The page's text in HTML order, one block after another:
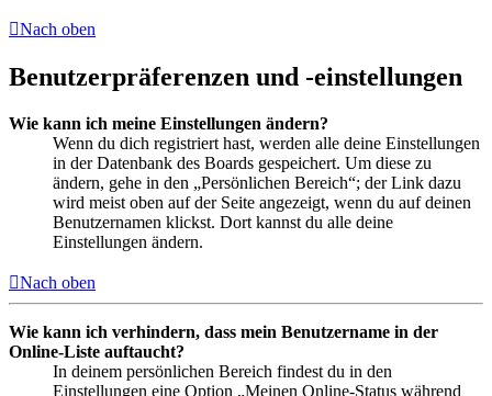
Nach oben
Benutzerpräferenzen und -einstellungen
Wie kann ich meine Einstellungen ändern?
Wenn du dich registriert hast, werden alle deine Einstellungen
in der Datenbank des Boards gespeichert. Um diese zu
ändern, gehe in den „Persönlichen Bereich“; der Link dazu
wird meist oben auf der Seite angezeigt, wenn du auf deinen
Benutzernamen klickst. Dort kannst du alle deine
Einstellungen ändern.
Nach oben
Wie kann ich verhindern, dass mein Benutzername in der
Online-Liste auftaucht?
In deinem persönlichen Bereich findest du in den
Einstellungen eine Option „Meinen Online-Status während